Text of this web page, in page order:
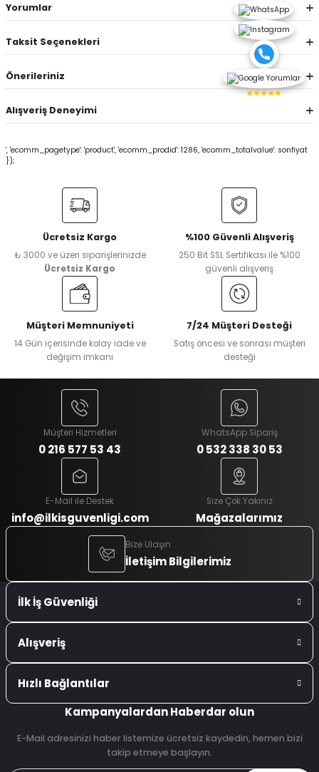
Yorumlar
Taksit Seçenekleri
Önerileriniz
Alışveriş Deneyimi
', 'ecomm_pagetype': 'product', 'ecomm_prodid': 1286, 'ecomm_totalvalue': sonfiyat
});
Ücretsiz Kargo
₺ 3000 ve üzeri siparişlerinizde
Ücretsiz Kargo
%100 Güvenli Alışveriş
250 Bit SSL Sertifikası ile %100
güvenli alışveriş
Müşteri Memnuniyeti
14 Gün içerisinde kolay iade ve
değişim imkanı
7/24 Müşteri Desteği
Satış öncesi ve sonrası müşteri
desteği
Müşteri Hizmetleri
0 216 577 53 43
WhatsApp Sipariş
0 532 338 30 53
E-Mail ile Destek
info@ilkisguvenligi.com
Size Çok Yakınız
Mağazalarımız
Bize Ulaşın
İletişim Bilgilerimiz
İlk İş Güvenliği
Alışveriş
Hızlı Bağlantılar
★★★★★
Kampanyalardan Haberdar olun
E-Mail adresinizi haber listemize ücretsiz kaydedin, hemen bizi
takip etmeye başlayın.